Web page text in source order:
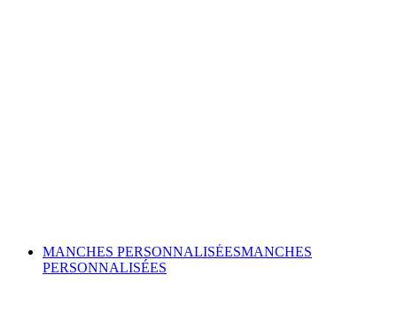
MANCHES PERSONNALISÉESMANCHES
PERSONNALISÉES